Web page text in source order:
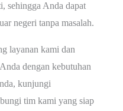
sehingga Anda dapat
negeri tanpa masalah.
layanan kami dan
dengan kebutuhan
kunjungi
tim kami yang siap